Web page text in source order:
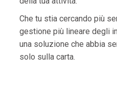
Che tu stia cercando più
gestione più lineare degli
una soluzione che abbia
solo sulla carta.